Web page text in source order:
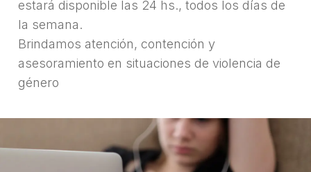
estará disponible las 24 hs., todos los días de
la semana.
Brindamos atención, contención y
asesoramiento en situaciones de violencia de
género